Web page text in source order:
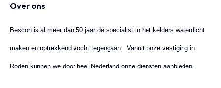
Over ons
Bescon is al meer dan 50 jaar dé specialist in het kelders waterdicht
maken en optrekkend vocht tegengaan. Vanuit onze vestiging in
Roden kunnen we door heel Nederland onze diensten aanbieden.